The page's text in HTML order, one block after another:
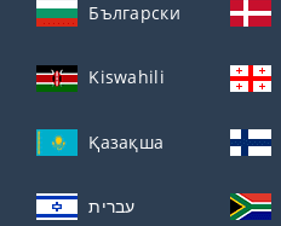
Български
Kiswahili
Қазақша
עברית